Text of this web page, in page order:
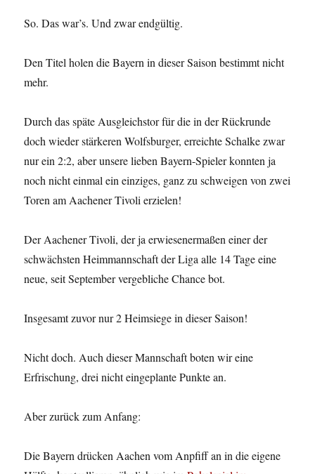
So. Das war’s. Und zwar endgültig.
Den Titel holen die Bayern in dieser Saison bestimmt nicht
mehr.
Durch das späte Ausgleichstor für die in der Rückrunde
doch wieder stärkeren Wolfsburger, erreichte Schalke zwar
nur ein 2:2, aber unsere lieben Bayern-Spieler konnten ja
noch nicht einmal ein einziges, ganz zu schweigen von zwei
Toren am Aachener Tivoli erzielen!
Der Aachener Tivoli, der ja erwiesenermaßen einer der
schwächsten Heimmannschaft der Liga alle 14 Tage eine
neue, seit September vergebliche Chance bot.
Insgesamt zuvor nur 2 Heimsiege in dieser Saison!
Nicht doch. Auch dieser Mannschaft boten wir eine
Erfrischung, drei nicht eingeplante Punkte an.
Aber zurück zum Anfang:
Die Bayern drücken Aachen vom Anpfiff an in die eigene